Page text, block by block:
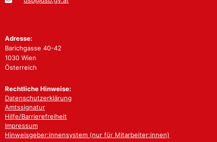
Adresse:
Barichgasse 40-42
1030 Wien
Österreich
Rechtliche Hinweise:
Datenschutzerklärung
Amtssignatur
Hilfe/Barrierefreiheit
Impressum
Hinweisgeber:innensystem (nur für Mitarbeiter:innen)